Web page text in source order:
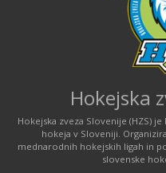
Hokejska
Hokejska zveza Slovenije (HZS)
hokeja v Sloveniji.
mednarodnih hokejskih ligah in
slovenske